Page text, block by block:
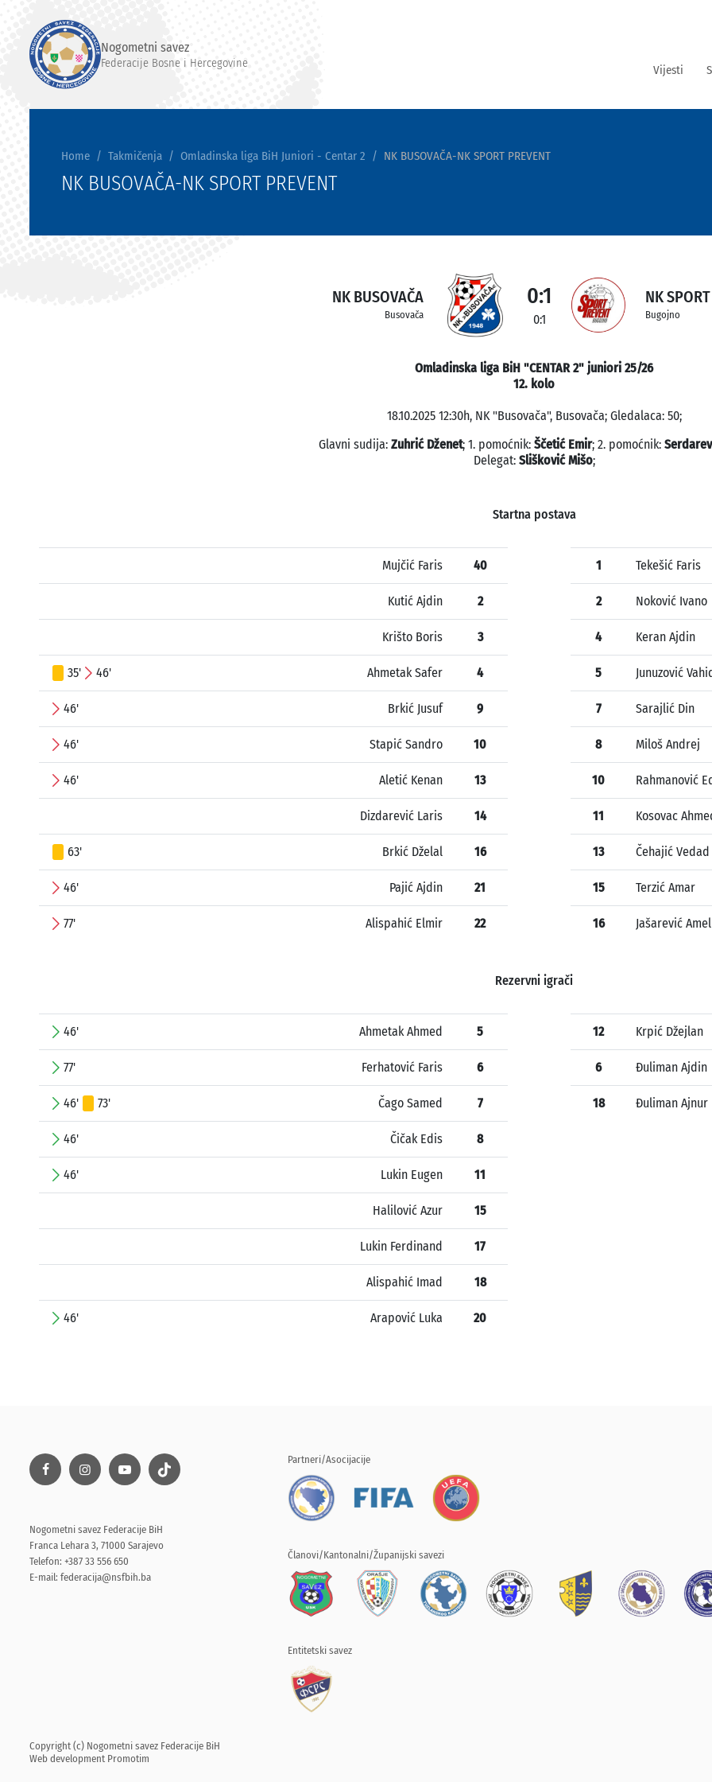
Nogometni savez
Federacije Bosne i Hercegovine Vijesti
Home Takmičenja Omladinska liga BiH Juniori - Centar 2 NK BUSOVAČA-NK SPORT PREVENT
NK BUSOVAČA-NK SPORT PREVENT
NK BUSOVAČA
Busovača
0:1
0:1
NK
Bugojno
Omladinska liga BiH "CENTAR 2" juniori 25/26
12. kolo
18.10.2025 12:30h, NK "Busovača", Busovača; Gledalaca: 50;
Glavni sudija: Zuhrić Dženet; 1. pomoćnik: Ščetić Emir; 2. pomoćnik:
Delegat: Slišković Mišo;
Startna postava
Mujčić Faris 40
Kutić Ajdin 2
Krišto Boris 3
35' 46' Ahmetak Safer 4
46' Brkić Jusuf 9
46' Stapić Sandro 10
46' Aletić Kenan 13
Dizdarević Laris 14
63' Brkić Dželal 16
46' Pajić Ajdin 21
77' Alispahić Elmir 22
1 Tekešić Faris
2 Noković Ivano
4 Keran Ajdin
5 Junuzović
7 Sarajlić Din
8 Miloš Andrej
10 Rahmanović
11 Kosovac
13 Čehajić Vedad
15 Terzić Amar
16 Jašarević Amel
Rezervni igrači
46' Ahmetak Ahmed 5
77' Ferhatović Faris 6
46' 73' Čago Samed 7
46' Čičak Edis 8
46' Lukin Eugen 11
Halilović Azur 15
Lukin Ferdinand 17
Alispahić Imad 18
46' Arapović Luka 20
12 Krpić Džejlan
6 Đuliman Ajdin
18 Đuliman Ajnur
Nogometni savez Federacije BiH
Franca Lehara 3, 71000 Sarajevo
Telefon: +387 33 556 650
E-mail: federacija@nsfbih.ba
Partneri/Asocijacije
Članovi/Kantonalni/Županijski savezi
Entitetski savez
Copyright (c) Nogometni savez Federacije BiH
Web development Promotim